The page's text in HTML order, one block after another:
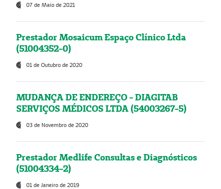
07 de Maio de 2021
Prestador Mosaicum Espaço Clínico Ltda
(51004352-0)
01 de Outubro de 2020
MUDANÇA DE ENDEREÇO - DIAGITAB
SERVIÇOS MÉDICOS LTDA (54003267-5)
03 de Novembro de 2020
Prestador Medlife Consultas e Diagnósticos
(51004334-2)
01 de Janeiro de 2019